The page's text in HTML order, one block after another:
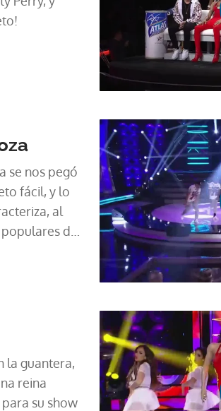
se nos pegó
fácil, y lo
al
del
la guantera,
reina
su show